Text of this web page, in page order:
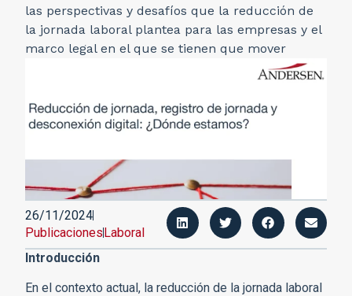
las perspectivas y desafíos que la reducción de
la jornada laboral plantea para las empresas y el
marco legal en el que se tienen que mover
26/11/2024
PublicacionesLaboral
Introducción
En el contexto actual, la reducción de la jornada laboral